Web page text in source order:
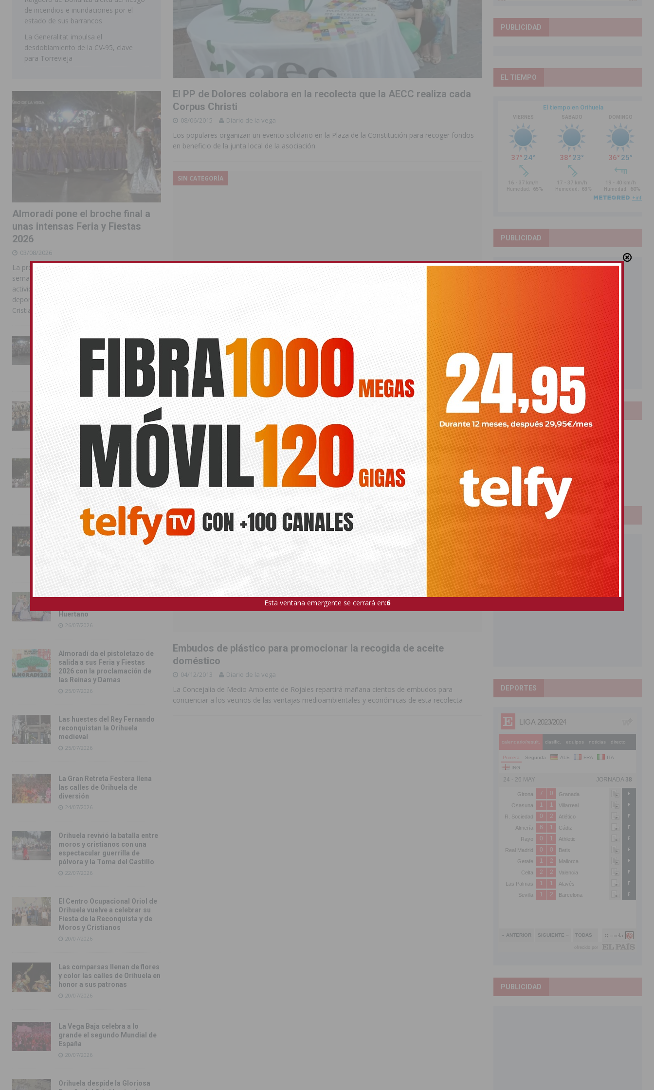
El PP de Dolores colabora en la recolecta que la AECC realiza cada
Corpus Christi
08/06/2015 Diario de la vega
Los populares organizan un evento solidario en la Plaza de la Constitución para recoger fondos
en beneficio de la junta local de la asociación
SIN CATEGORÍA
Santo Domingo recolecta casi 1.900 euros para los afectados por el
terremoto en Nepal
05/06/2015 Diario de la vega
Bajo el lema ‘Por Nepal, 1 euros por caridad’ el colegio diocesano lanzó una campaña de
solidaridad y colaboración tras conocerse la noticia
SIN CATEGORÍA
Embudos de plástico para promocionar la recogida de aceite
doméstico
04/12/2013 Diario de la vega
La Concejalía de Medio Ambiente de Rojales repartirá mañana cientos de embudos para
concienciar a los vecinos de las ventajas medioambientales y económicas de esta recolecta
de incendios e inundaciones por el
estado de sus barrancos
La Generalitat impulsa el
desdoblamiento de la CV-95, clave
para Torrevieja
Almoradí pone el broche final a
unas intensas Feria y Fiestas
2026
03/08/2026
La programación reunió durante más de una
semana actos institucionales, conciertos,
actividades familiares, competiciones
deportivas y las celebraciones de Moros y
Cristianos
La Entrada Cristiana llena de
esplendor las calles de
Almoradí en una multitudinaria
jornada festera
02/08/2026
La magia de la Entrada Mora
conquista las calles de
Almoradí
01/08/2026
La fiesta se adueña de
Almoradí con la presentación
de los cargos festeros y la
toma del castillo
31/07/2026
Pilar de la Horadada
conmemora con emoción el
40º aniversario de su
independencia como municipio
31/07/2026
Almoradí presume de raíces
Huertano
26/07/2026
Almoradí da el pistoletazo de
salida a sus Feria y Fiestas
2026 con la proclamación de
las Reinas y Damas
25/07/2026
Las huestes del Rey Fernando
reconquistan la Orihuela
medieval
25/07/2026
La Gran Retreta Festera llena
las calles de Orihuela de
diversión
24/07/2026
Orihuela revivió la batalla entre
moros y cristianos con una
espectacular guerrilla de
pólvora y la Toma del Castillo
22/07/2026
El Centro Ocupacional Oriol de
Orihuela vuelve a celebrar su
Fiesta de la Reconquista y de
Moros y Cristianos
20/07/2026
Las comparsas llenan de flores
y color las calles de Orihuela en
honor a sus patronas
20/07/2026
La Vega Baja celebra a lo
grande el segundo Mundial de
España
20/07/2026
Orihuela despide la Gloriosa
PUBLICIDAD
EL TIEMPO
PUBLICIDAD
LOTERIAS
Bonoloto
Primitiva
El Gordo
Euromillones
Loteria
Once
PUBLICIDAD
DEPORTES
PUBLICIDAD
Esta ventana emergente se cerrará en:5